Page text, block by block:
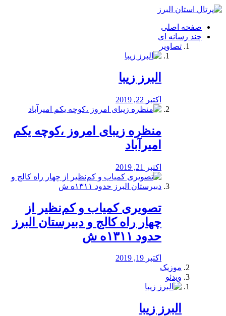
فصد
شرق
تهران
خشکشویی
صفحه اصلی
چند رسانه ای
تصاویر
البرز زیبا
اکتبر 22, 2019
منظره‌‌ زیبای امروز ،کوچه یکم
امیرآباد
اکتبر 21, 2019
️تصویری کمیاب و کم‌نظیر از
چهار راه كالج و دبيرستان البرز
حدود ۱۳۱۱ه ش
اکتبر 19, 2019
موزیک
ویدئو
البرز زیبا